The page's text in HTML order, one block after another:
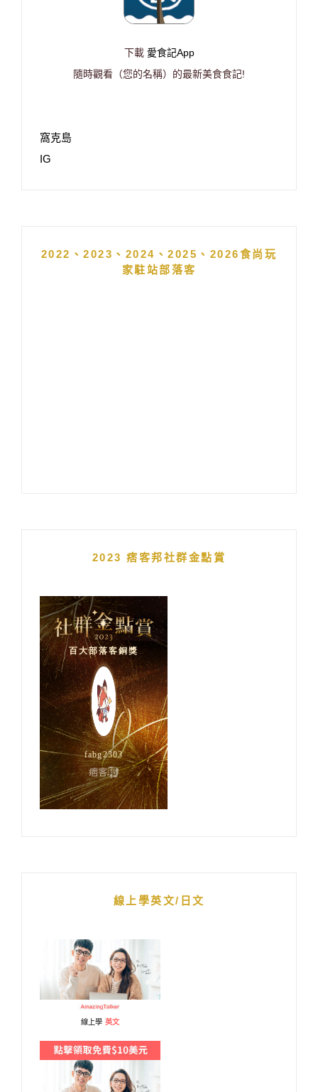
下載 愛食記App
隨時觀看（您的名稱）的最新美食食記!
窩克島
IG
2022、2023、2024、2025、2026食尚玩
家駐站部落客
2023 痞客邦社群金點賞
線上學英文/日文
線上學 英文